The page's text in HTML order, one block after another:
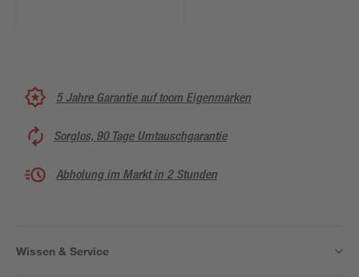
5 Jahre Garantie auf toom Eigenmarken
Sorglos, 90 Tage Umtauschgarantie
Abholung im Markt in 2 Stunden
Wissen & Service